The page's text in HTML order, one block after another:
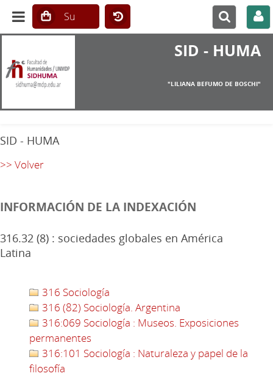
SID - HUMA
"LILIANA BEFUMO DE BOSCHI"
SID - HUMA
>> Volver
INFORMACIÓN DE LA INDEXACIÓN
316.32 (8) : sociedades globales en América
Latina
316 Sociología
316 (82) Sociología. Argentina
316:069 Sociología : Museos. Exposiciones
permanentes
316:101 Sociología : Naturaleza y papel de la
filosofía